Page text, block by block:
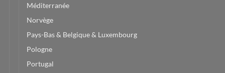
Méditerranée
Norvège
Pays-Bas & Belgique & Luxembourg
Pologne
Portugal